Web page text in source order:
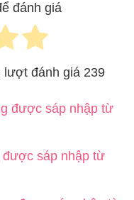
đánh giá
lượt đánh giá 239
được sáp nhập từ
được sáp nhập từ